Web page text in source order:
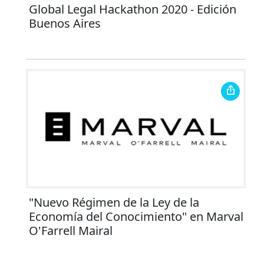
Global Legal Hackathon 2020 - Edición
Buenos Aires
"Nuevo Régimen de la Ley de la
Economía del Conocimiento" en Marval
O'Farrell Mairal